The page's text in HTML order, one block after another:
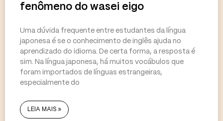
fenômeno do wasei eigo
Uma dúvida frequente entre estudantes da língua
japonesa é se o conhecimento de inglês ajuda no
aprendizado do idioma. De certa forma, a resposta é
sim. Na língua japonesa, há muitos vocábulos que
foram importados de línguas estrangeiras,
especialmente do
LEIA MAIS »